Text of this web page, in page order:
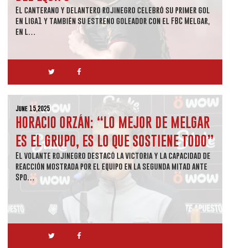
El canterano y delantero rojinegro celebró su primer gol
en Liga1 y también su estreno goleador con el FBC Melgar,
en l…
June 15,2025
HORACIO ORZÁN: “LO MEJOR DE MELGAR
ES EL GRUPO, ES LO QUE SOSTIENE TODO”
El volante rojinegro destacó la victoria y la capacidad de
reacción mostrada por el equipo en la segunda mitad ante
Spo…